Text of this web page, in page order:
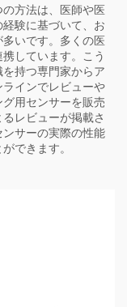
方法は、医師や医
験に基づいて、お
いです。多くの医
しています。こう
持つ専門家からア
インでレビューや
用センサーを販売
レビューが掲載さ
サーの実際の性能
できます。